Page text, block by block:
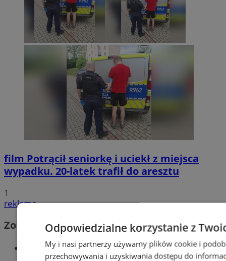
film Potrącił seniorkę i uciekł z miejsca
wypadku. 20-latek trafił do aresztu
1
reklama
Zobacz również
Wiadomości kryminalne w Wodzisławiu
Odpowiedzialne korzystanie z
My i nasi partnerzy używamy plików cookie i
przechowywania i uzyskiwania dostępu do